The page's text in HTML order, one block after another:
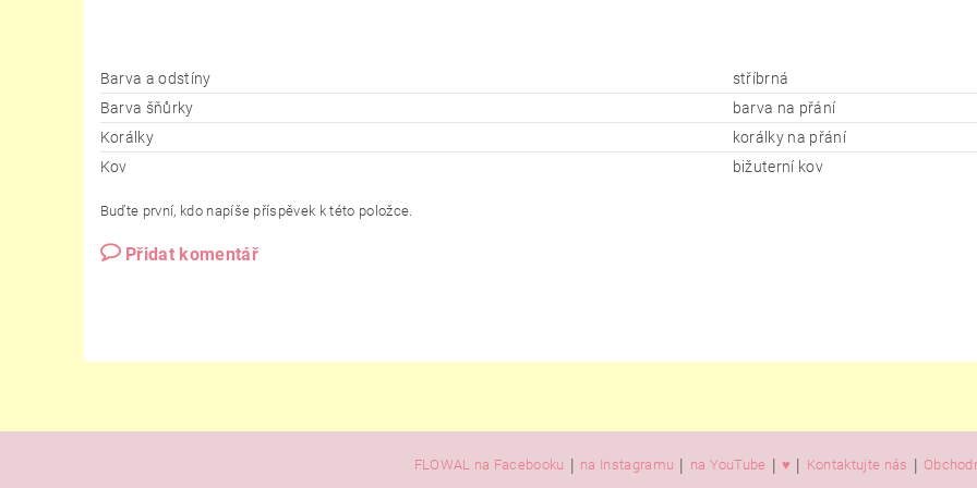
Barva a odstíny
stříbrná
Barva šňůrky
barva na přání
Korálky
korálky na přání
Kov
bižuterní kov
Buďte první, kdo napíše příspěvek k této položce.
Přidat komentář
FLOWAL na Facebooku na Instagramu na YouTube ♥️ Kontaktujte nás